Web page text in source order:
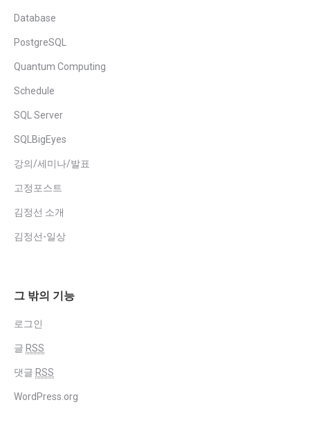
Database
PostgreSQL
Quantum Computing
Schedule
SQL Server
SQLBigEyes
강의/세미나/발표
고정포스트
김정선 소개
김정선-일상
그 밖의 기능
로그인
글 RSS
댓글 RSS
WordPress.org